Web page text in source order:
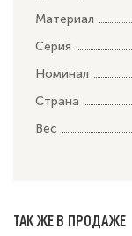
Материал
Серия
Номинал
Страна
Вес
ТАК ЖЕ В ПРОДАЖЕ